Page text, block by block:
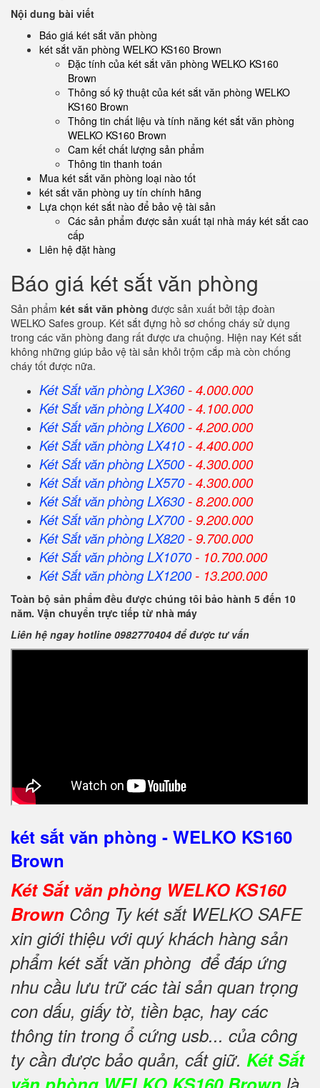
Nội dung bài viết
Báo giá két sắt văn phòng
két sắt văn phòng WELKO KS160 Brown
Đặc tính của két sắt văn phòng WELKO KS160
Brown
Thông số kỹ thuật của két sắt văn phòng WELKO
KS160 Brown
Thông tin chất liệu và tính năng két sắt văn phòng
WELKO KS160 Brown
Cam kết chất lượng sản phẩm
Thông tin thanh toán
Mua két sắt văn phòng loại nào tốt
két sắt văn phòng uy tín chính hãng
Lựa chọn két sắt nào để bảo vệ tài sản
Các sản phẩm được sản xuất tại nhà máy két sắt cao
cấp
Liên hệ đặt hàng
Báo giá két sắt văn phòng
Sản phẩm két sắt văn phòng được sản xuất bởi tập đoàn
WELKO Safes group. Két sắt đựng hồ sơ chống cháy sử dụng
trong các văn phòng đang rất được ưa chuộng. Hiện nay Két sắt
không những giúp bảo vệ tài sản khỏi trộm cắp mà còn chống
cháy tốt được nữa.
Két Sắt văn phòng LX360- 4.000.000
Két Sắtvăn phòngLX400- 4.100.000
Két Sắtvăn phòngLX600- 4.200.000
Két Sắtvăn phòngLX410- 4.400.000
Két Sắtvăn phòngLX500- 4.300.000
Két Sắtvăn phòngLX570- 4.300.000
Két Sắtvăn phòngLX630- 8.200.000
Két Sắtvăn phòngLX700- 9.200.000
Két Sắtvăn phòngLX820- 9.700.000
Két Sắtvăn phòngLX1070- 10.700.000
Két Sắtvăn phòngLX1200- 13.200.000
Toàn bộ sản phẩm đều được chúng tôi bảo hành 5 đến 10
năm. Vận chuyển trực tiếp từ nhà máy
Liên hệ ngay hotline 0982770404 để được tư vấn
két sắt văn phòng - WELKO KS160
Brown
Két Sắt văn phòng WELKO KS160
Brown Công Ty két sắt WELKO SAFE
xin giới thiệu với quý khách hàng sản
phẩm két sắt văn phòng để đáp ứng
nhu cầu lưu trữ các tài sản quan trọng
con dấu, giấy tờ, tiền bạc, hay các
thông tin trong ổ cứng usb... của công
ty cần được bảo quản, cất giữ. Két Sắt